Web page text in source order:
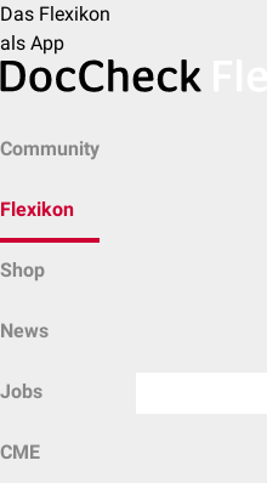
Das Flexikon
als App
Community
Flexikon
Shop
News
Jobs
CME